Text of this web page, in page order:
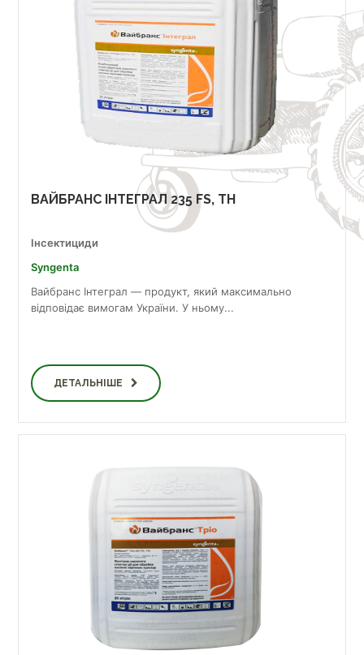
ВАЙБРАНС ІНТЕГРАЛ 235 FS, TH
Інсектициди
Syngenta
Вайбранс Інтеграл — продукт, який максимально
відповідає вимогам України. У ньому...
ДЕТАЛЬНІШЕ